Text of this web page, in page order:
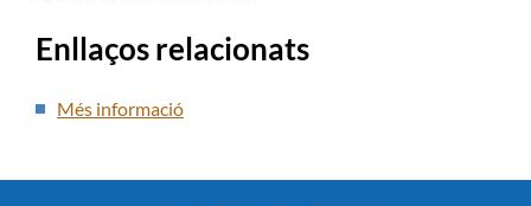
Enllaços relacionats
Més informació